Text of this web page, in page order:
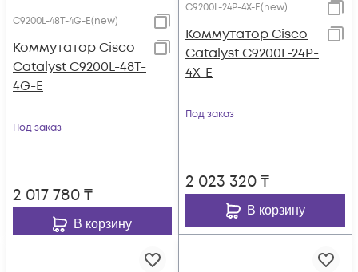
C9200L-48T-4G-E(new)
Коммутатор Cisco
Catalyst C9200L-48T-
4G-E
Под заказ
2 017 780₸
В корзину
C9200L-24P-4X-E(new)
Коммутатор Cisco
Catalyst C9200L-24P-
4X-E
Под заказ
2 023 320₸
В корзину